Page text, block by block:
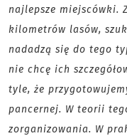
najlepsze miejscówki.
kilometrów lasów,
nadadzą się do tego
nie chcę ich
tyle, że
pancernej. W teorii
zorganizowania. W